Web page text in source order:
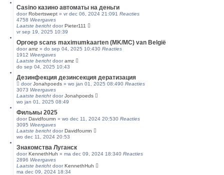
Casino казино автоматы на деньги
doorRobertswept » vr dec 06, 2024 21:091 Reacties
4758 Weergaves
Laatste bericht doorPieter111
vr sep 19, 2025 10:39
Oproep scans maximumkaarten (MK/MC) van België
dooramz » do sep 04, 2025 10:430 Reacties
1912 Weergaves
Laatste bericht dooramz
do sep 04, 2025 10:43
Дезинфекция дезинсекция дератизация
doorJonahpoeds » wo jan 01, 2025 08:490 Reacties
3073 Weergaves
Laatste bericht doorJonahpoeds
wo jan 01, 2025 08:49
Фильмы 2025
doorDavidfoumn » wo dec 11, 2024 20:530 Reacties
3095 Weergaves
Laatste bericht doorDavidfoumn
wo dec 11, 2024 20:53
Знакомства Луганск
doorKennethHuh » ma dec 09, 2024 18:340 Reacties
2896 Weergaves
Laatste bericht doorKennethHuh
ma dec 09, 2024 18:34